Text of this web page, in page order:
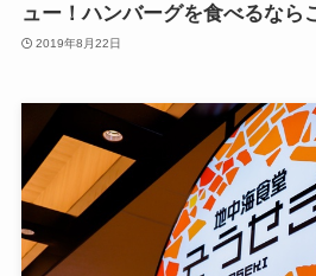
ュー！ハンバーグを食べるなら
2019年8月22日